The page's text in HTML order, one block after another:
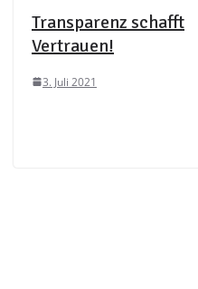
Transparenz schafft
Vertrauen!
3. Juli 2021